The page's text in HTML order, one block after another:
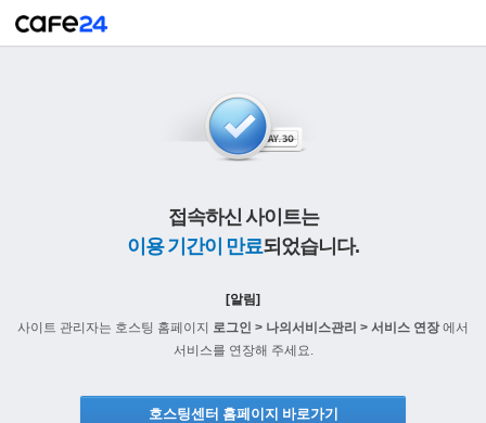
접속하신 사이트는
이용 기간이 만료되었습니다.
[알림]
사이트 관리자는 호스팅 홈페이지 로그인 > 나의서비스관리 > 서비스 연장에서
서비스를 연장해 주세요.
호스팅센터 홈페이지 바로가기